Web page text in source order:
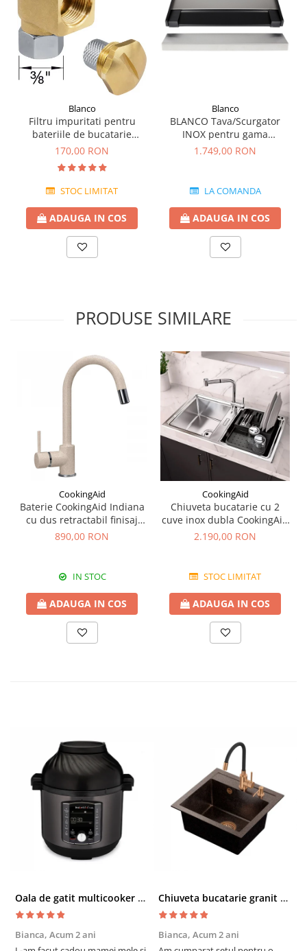
Blanco
Filtru impuritati pentru
bateriile de bucatarie
Blanco
170,00 RON
STOC LIMITAT
ADAUGA IN COS
Blanco
BLANCO Tava/Scurgator
INOX pentru gama
STEELART
1.749,00 RON
LA COMANDA
ADAUGA IN COS
PRODUSE SIMILARE
CookingAid
Baterie CookingAid Indiana
cu dus retractabil finisaj
granit Bej Pigmentat /
890,00 RON
IN STOC
ADAUGA IN COS
CookingAid
Chiuveta bucatarie cu 2
cuve inox dubla CookingAid
FUSION 86BB
2.190,00 RON
STOC LIMITAT
ADAUGA IN COS
Oala de gatit multicooker 11 functii Instant Pot Pro Crisp 8 + Air Fryer 7.6 lt
Bianca, Acum 2 ani
Chiuveta bucatarie granit cu finisaj negru perlat/cupru Steingran Art Copper cu dozator si baterie Quadron
Bianca, Acum 2 ani